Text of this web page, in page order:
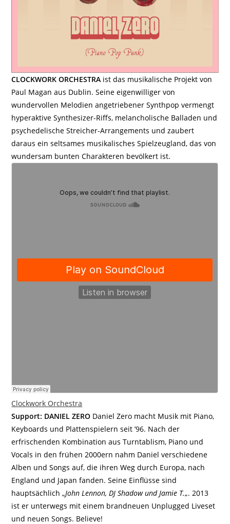
CLOCKWORK ORCHESTRA ist das musikalische Projekt von
Paul Magan aus Dublin. Seine eigenwilliger von
wundervollen Melodien angetriebener Synthpop vermengt
hyperaktive Synthesizer-Riffs, melancholische Balladen und
psychedelische Streicher-Arrangements und zaubert
daraus ein seltsames musikalisches Spielzeugland, das von
wundersam bunten Charakteren bevölkert ist.
Clockwork Orchestra
Support: DANIEL ZERO Daniel Zero macht Musik mit Piano,
Keyboards und Plattenspielern seit ’96. Nach der
erfrischenden Kombination aus Turntablism, Piano und
Vocals in den frühen 2000ern nahm Daniel verschiedene
Alben und Songs auf, die ihren Weg durch Europa, nach
England und Japan fanden. Seine Einflüsse sind
hauptsächlich „John Lennon, DJ Shadow und Jamie T.„. 2013
ist er unterwegs mit einem brandneuen Unplugged Liveset
und neuen Songs. Believe!